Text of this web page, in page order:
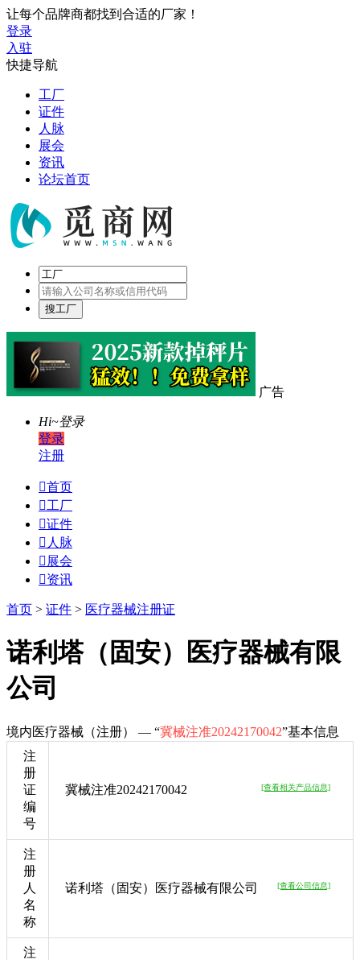
让每个品牌商都找到合适的厂家！
登录
入驻
快捷导航
工厂
证件
人脉
展会
资讯
论坛首页
广告
Hi~登录
登录
注册
首页
工厂
证件
 人脉
 展会
资讯
首页 > 证件 > 医疗器械注册证
诺利塔（固安）医疗器械有限
公司
境内医疗器械（注册） — “冀械注准20242170042”基本信息
注
册
证
编
号
冀械注准20242170042 [查看相关产品信息]
注
册
人
名
称
诺利塔（固安）医疗器械有限公司 [查看公司信息]
注